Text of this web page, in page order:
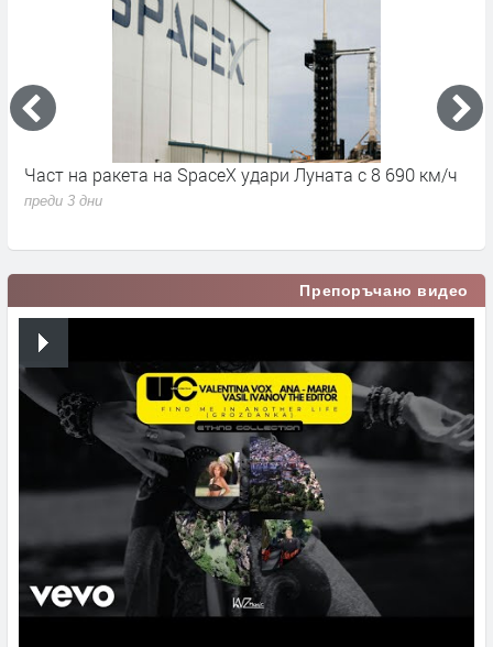
Част на ракета на SpaceX удари Луната с 8 690 км/ч
преди 3 дни
Препоръчано видео